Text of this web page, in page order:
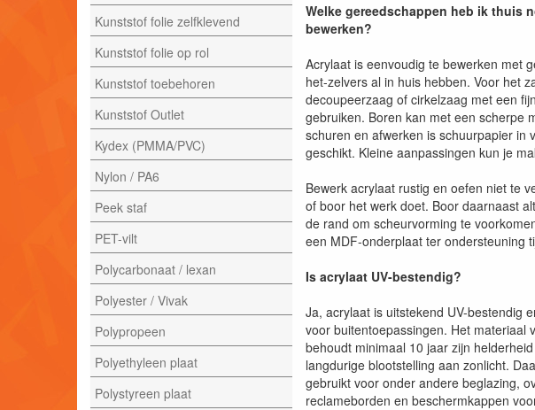
Kunststof folie zelfklevend
Kunststof folie op rol
Kunststof toebehoren
Kunststof Outlet
Kydex (PMMA/PVC)
Nylon / PA6
Peek staf
PET-vilt
Polycarbonaat / lexan
Polyester / Vivak
Polypropeen
Polyethyleen plaat
Polystyreen plaat
Welke gereedschappen heb ik thuis
bewerken?
Acrylaat is eenvoudig te bewerken met
het-zelvers al in huis hebben. Voor het
decoupeerzaag of cirkelzaag met een
gebruiken. Boren kan met een scherpe
schuren en afwerken is schuurpapier in
geschikt. Kleine aanpassingen kun je
Bewerk acrylaat rustig en oefen niet te
of boor het werk doet. Boor daarnaast
de rand om scheurvorming te
een MDF-onderplaat ter ondersteuning
Is acrylaat UV-bestendig?
Ja, acrylaat is uitstekend UV-bestendig
voor buitentoepassingen. Het materiaal
behoudt minimaal 10 jaar zijn
langdurige blootstelling aan zonlicht.
gebruikt voor onder andere beglazing,
reclameborden en beschermkappen